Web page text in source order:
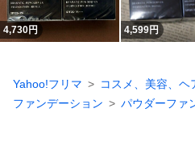
4,730円 4,599円
Yahoo!フリマ コスメ、美容、ヘ
ファンデーション
パウダーファ